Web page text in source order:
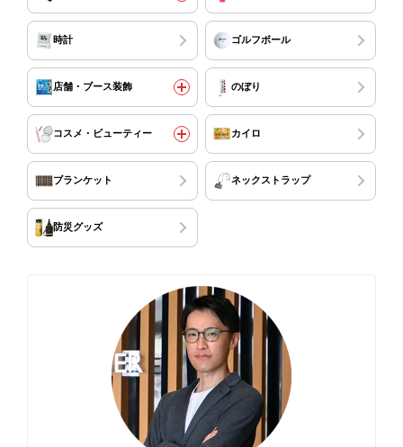
時計 ゴルフボール
店舗・ブース装飾 のぼり
コスメ・ビューティー カイロ
ブランケット ネックストラップ
防災グッズ